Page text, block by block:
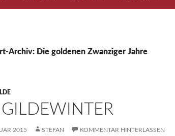
Archiv: Die goldenen Zwanziger Jahre
GILDEWINTER
2015 STEFAN KOMMENTAR HINTERLASSEN